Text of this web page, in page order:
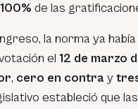
100% de las
la norma ya
el 12 de marzo
, cero en contra y
estableció que